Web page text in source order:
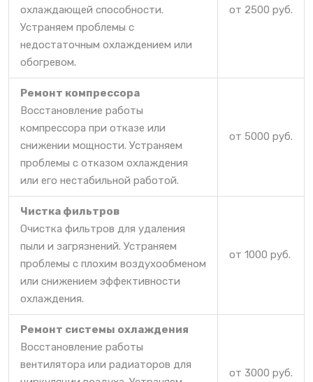
охлаждающей способности.
Устраняем проблемы с
недостаточным охлаждением или
обогревом.
от 2500 руб.
Ремонт компрессора
Восстановление работы
компрессора при отказе или
снижении мощности. Устраняем
проблемы с отказом охлаждения
или его нестабильной работой.
от 5000 руб.
Чистка фильтров
Очистка фильтров для удаления
пыли и загрязнений. Устраняем
проблемы с плохим воздухообменом
или снижением эффективности
охлаждения.
от 1000 руб.
Ремонт системы охлаждения
Восстановление работы
вентилятора или радиаторов для
от 3000 руб.